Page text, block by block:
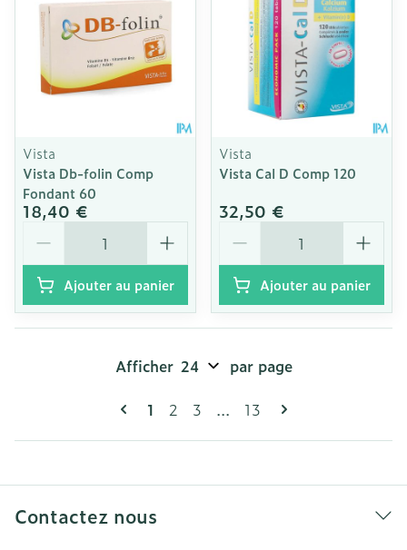
Vista
Vista Db-folin Comp
Fondant 60
18,40 €
Ajouter au panier
Vista
Vista Cal D Comp 120
32,50 €
Ajouter au panier
Vous lisez actuellement la page
1 Page
2 Page
3 ... Page
13
Afficher par page
Contactez nous